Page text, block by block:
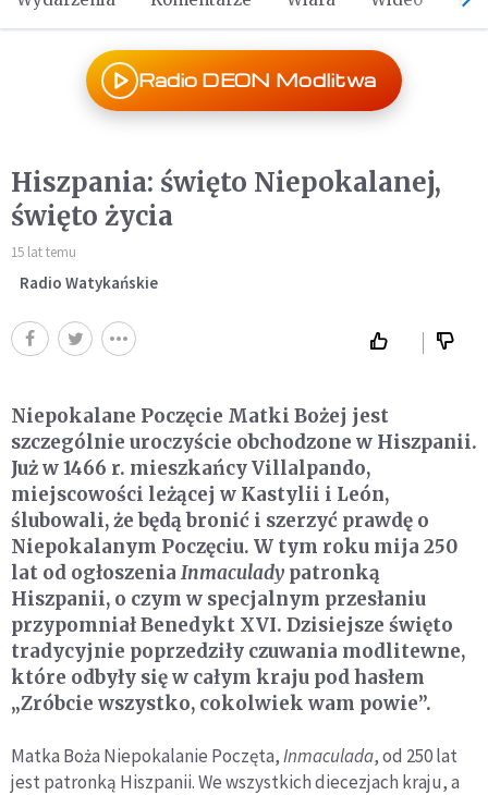
Radio DEON Modlitwa
Hiszpania: święto Niepokalanej,
święto życia
15 lat temu
Radio Watykańskie
Niepokalane Poczęcie Matki Bożej jest
szczególnie uroczyście obchodzone w Hiszpanii.
Już w 1466 r. mieszkańcy Villalpando,
miejscowości leżącej w Kastylii i León,
ślubowali, że będą bronić i szerzyć prawdę o
Niepokalanym Poczęciu. W tym roku mija 250
lat od ogłoszenia Inmaculady patronką
Hiszpanii, o czym w specjalnym przesłaniu
przypomniał Benedykt XVI. Dzisiejsze święto
tradycyjnie poprzedziły czuwania modlitewne,
które odbyły się w całym kraju pod hasłem
„Zróbcie wszystko, cokolwiek wam powie”.
Matka Boża Niepokalanie Poczęta,Inmaculada, od 250 lat
jest patronką Hiszpanii. We wszystkich diecezjach kraju, a